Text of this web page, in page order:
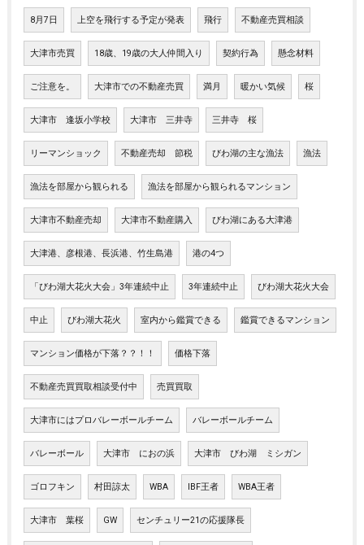
8月7日 上空を飛行する予定が発表 飛行 不動産売買相談
大津市売買 18歳、19歳の大人仲間入り 契約行為 懸念材料
ご注意を。 大津市での不動産売買 満月 暖かい気候 桜
大津市 逢坂小学校 大津市 三井寺 三井寺 桜
リーマンショック 不動産売却 節税 びわ湖の主な漁法 漁法
漁法を部屋から観られる 漁法を部屋から観られるマンション
大津市不動産売却 大津市不動産購入 びわ湖にある大津港
大津港、彦根港、長浜港、竹生島港 港の4つ
「びわ湖大花火大会」3年連続中止 3年連続中止 びわ湖大花火大会
中止 びわ湖大花火 室内から鑑賞できる 鑑賞できるマンション
マンション価格が下落？？！！ 価格下落
不動産売買買取相談受付中 売買買取
大津市にはプロバレーボールチーム バレーボールチーム
バレーボール 大津市 におの浜 大津市 びわ湖 ミシガン
ゴロフキン 村田諒太 WBA IBF王者 WBA王者
大津市 葉桜 GW センチュリー21の応援隊長